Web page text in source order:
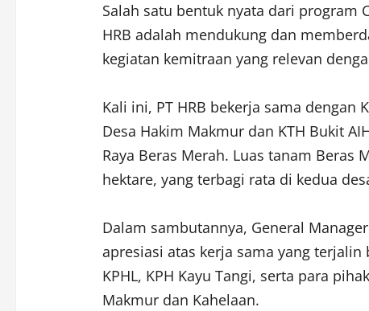
Salah satu bentuk nyata dari program
HRB adalah mendukung dan
kegiatan kemitraan yang relevan
Kali ini, PT HRB bekerja sama dengan
Desa Hakim Makmur dan KTH Bukit
Raya Beras Merah. Luas tanam Beras
hektare, yang terbagi rata di kedua
Dalam sambutannya, General
apresiasi atas kerja sama yang terjalin
KPHL, KPH Kayu Tangi, serta para
Makmur dan Kahelaan.